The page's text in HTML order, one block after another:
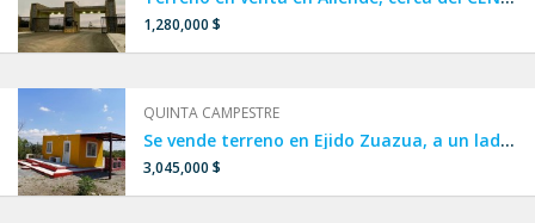
1,280,000 $
QUINTA CAMPESTRE
Se vende terreno en Ejido Zuazua, a un lado de Portal del Norte, Real de Palmas y Carrizalejo.
3,045,000 $